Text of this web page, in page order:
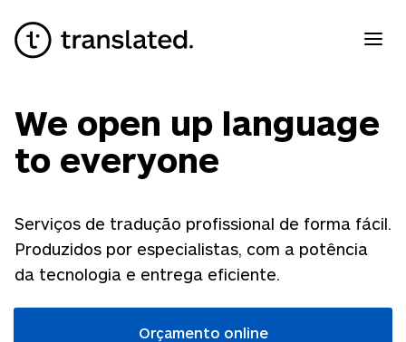
We open up language
to everyone
Serviços de tradução profissional de forma fácil.
Produzidos por especialistas, com a potência
da tecnologia e entrega eficiente.
Orçamento online